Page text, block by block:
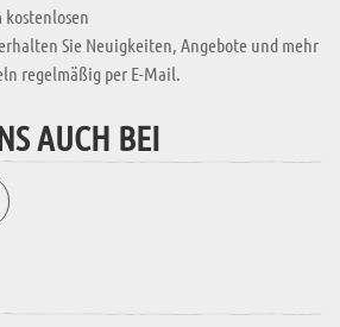
kostenlosen
Sie Neuigkeiten, Angebote und mehr
regelmäßig per E-Mail.
AUCH BEI